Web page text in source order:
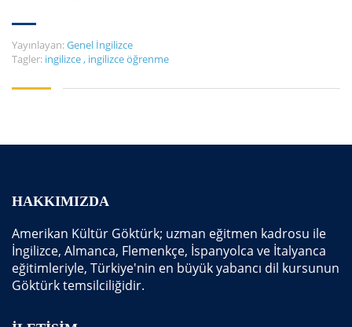
Yayınlayan:Genel İngilizce
Tagler: ingilizce, ingilizce öğrenme
HAKKIMIZDA
Amerikan Kültür Göktürk; uzman eğitmen kadrosu ile
İngilizce, Almanca, Flemenkçe, İspanyolca ve İtalyanca
eğitimleriyle, Türkiye'nin en büyük yabancı dil kursunun
Göktürk temsilciliğidir.